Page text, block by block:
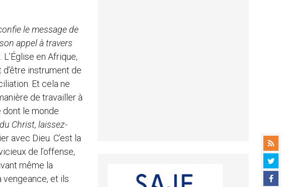
le message de
appel à travers
en Afrique,
instrument de
Et cela ne
de travailler à
dont le monde
Christ, laissez-
avec Dieu. C’est la
de l’offense,
même la
vengeance, et ils